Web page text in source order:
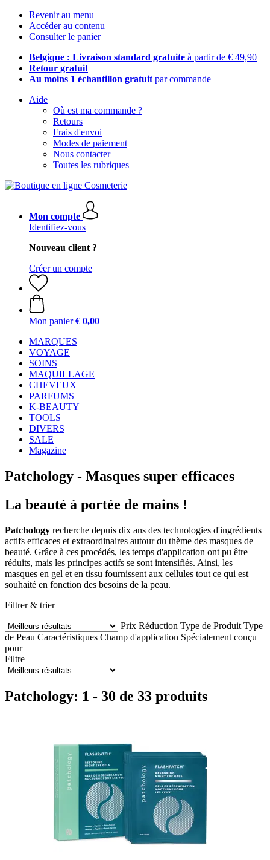
Revenir au menu
Accéder au contenu
Consulter le panier
Belgique : Livraison standard gratuite à partir de € 49,90
Retour gratuit
Au moins 1 échantillon gratuit par commande
Aide
Où est ma commande ?
Retours
Frais d'envoi
Modes de paiement
Nous contacter
Toutes les rubriques
Mon compte
Identifiez-vous
Nouveau client ?
Créer un compte
Mon panier € 0,00
MARQUES
VOYAGE
SOINS
MAQUILLAGE
CHEVEUX
PARFUMS
K-BEAUTY
TOOLS
DIVERS
SALE
Magazine
Patchology - Masques super efficaces
La beauté à portée de mains !
Patchology recherche depuis dix ans des technologies d'ingrédients
actifs efficaces et extraordinaires autour du thème des masques de
beauté. Grâce à ces procédés, les temps d'application ont pu être
réduits, mais les principes actifs se sont intensifiés. Ainsi, les
masques en gel et en tissu fournissent aux cellules tout ce qui est
souhaité en fonction des besoins de la peau.
Filtrer & trier
Prix Réduction Type de Produit Type
de Peau Caractéristiques Champ d'application Spécialement conçu
pour
Filtre
Patchology: 1 - 30 de 33 produits